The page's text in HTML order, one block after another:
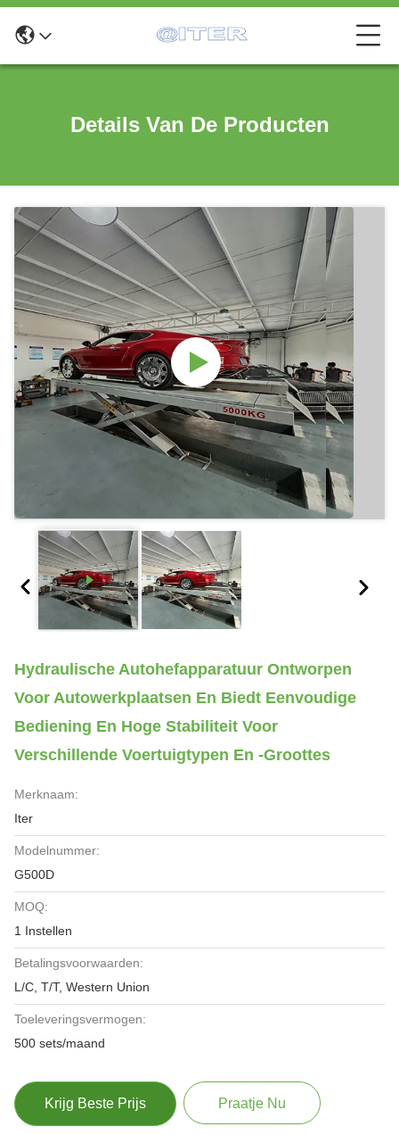
Details Van De Producten
Hydraulische Autohefapparatuur Ontworpen
Voor Autowerkplaatsen En Biedt Eenvoudige
Bediening En Hoge Stabiliteit Voor
Verschillende Voertuigtypen En -groottes
Merknaam:
Iter
Modelnummer:
G500D
MOQ:
1 Instellen
Betalingsvoorwaarden:
L/C, T/T, Western Union
Toeleveringsvermogen:
500 sets/maand
Krijg Beste Prijs Praatje Nu